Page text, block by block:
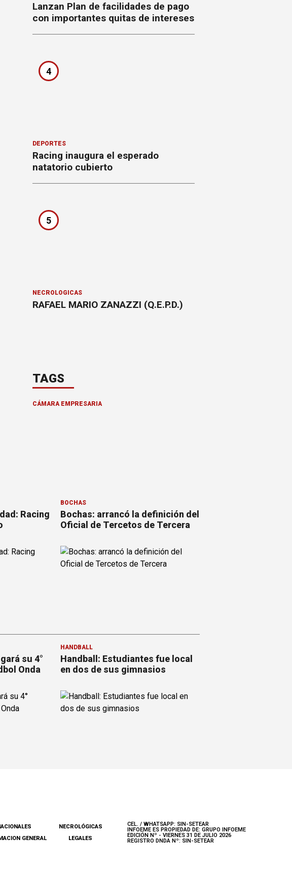
Lanzan Plan de facilidades de pago
con importantes quitas de intereses
4
DEPORTES
Racing inaugura el esperado
natatorio cubierto
5
NECROLÓGICAS
RAFAEL MARIO ZANAZZI (Q.E.P.D.)
TAGS
CÁMARA EMPRESARIA
Racing
BOCHAS
Bochas: arrancó la definición del
Oficial de Tercetos de Tercera
su 4°
Onda
HANDBALL
Handball: Estudiantes fue local
en dos de sus gimnasios
GENERAL
NECROLÓGICAS
LEGALES
CEL. / WHATSAPP: SIN-SETEAR
INFOEME ES PROPIEDAD DE: GRUPO INFOEME
EDICIÓN Nº - VIERNES 31 DE JULIO 2026
REGISTRO DNDA Nº: SIN-SETEAR